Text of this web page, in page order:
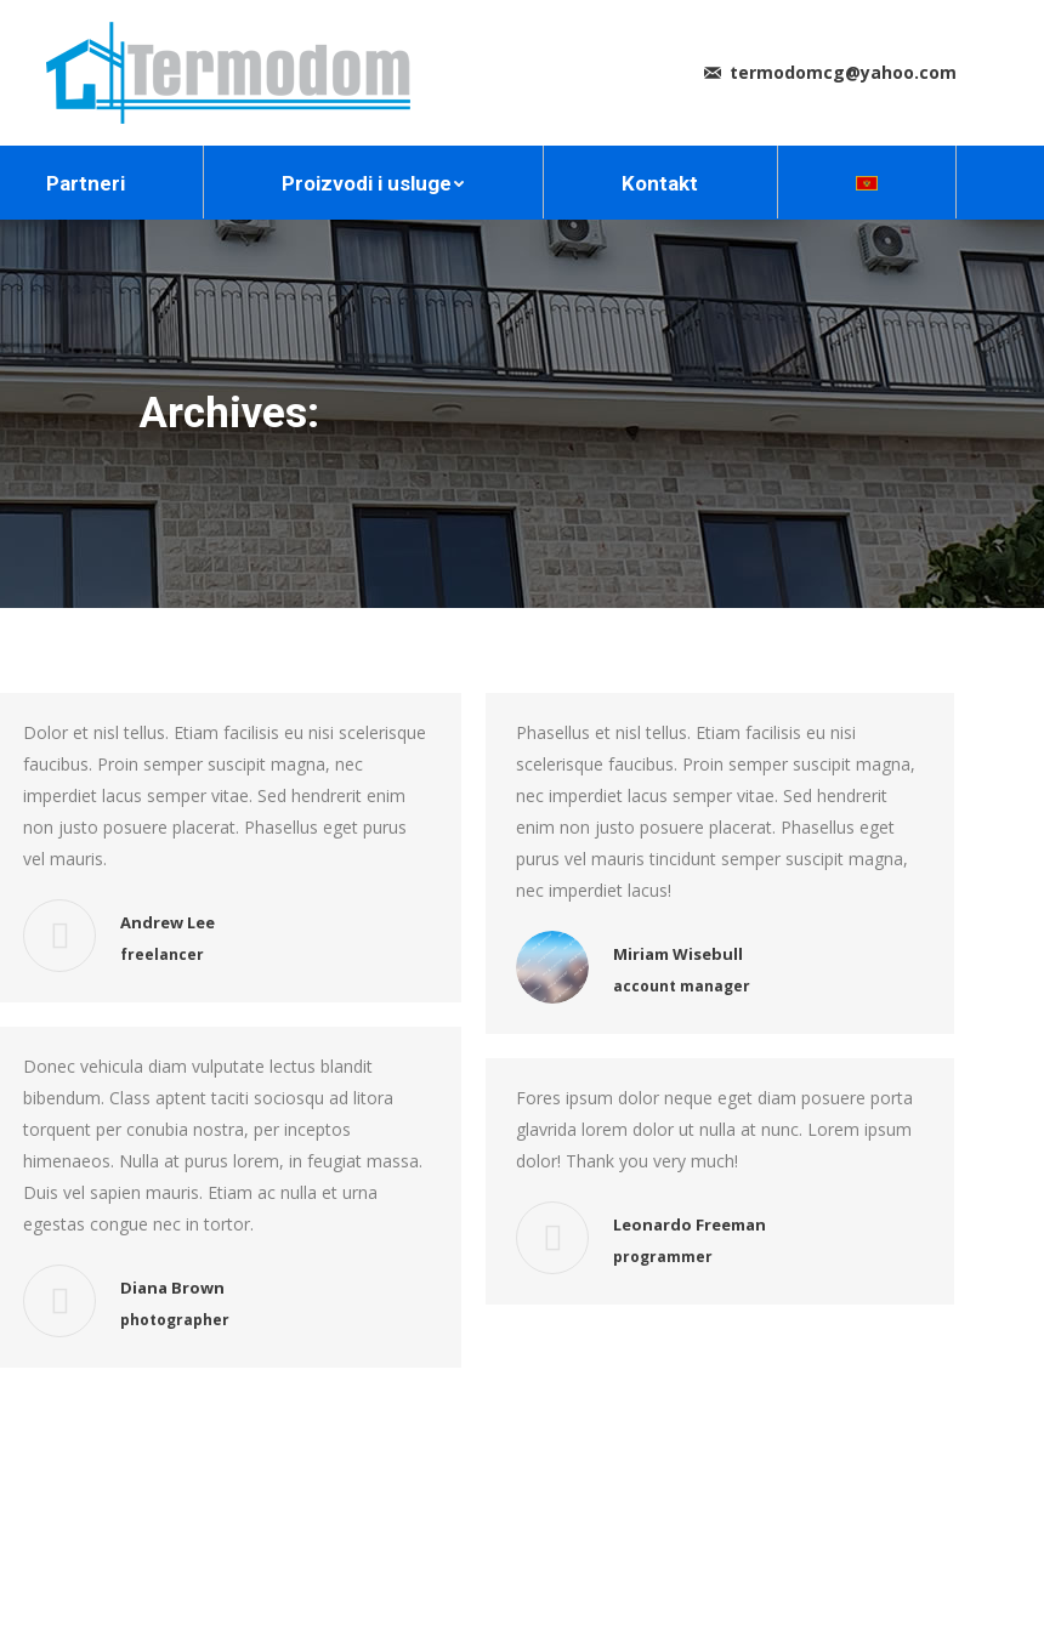
termodomcg@yahoo.com
Partneri Proizvodi i usluge Kontakt
Archives:
Dolor et nisl tellus. Etiam facilisis eu nisi scelerisque
faucibus. Proin semper suscipit magna, nec
imperdiet lacus semper vitae. Sed hendrerit enim
non justo posuere placerat. Phasellus eget purus
vel mauris.
Andrew Lee
freelancer
Phasellus et nisl tellus. Etiam facilisis eu nisi
scelerisque faucibus. Proin semper suscipit magna,
nec imperdiet lacus semper vitae. Sed hendrerit
enim non justo posuere placerat. Phasellus eget
purus vel mauris tincidunt semper suscipit magna,
nec imperdiet lacus!
Miriam Wisebull
account manager
Donec vehicula diam vulputate lectus blandit
bibendum. Class aptent taciti sociosqu ad litora
torquent per conubia nostra, per inceptos
himenaeos. Nulla at purus lorem, in feugiat massa.
Duis vel sapien mauris. Etiam ac nulla et urna
egestas congue nec in tortor.
Diana Brown
photographer
Fores ipsum dolor neque eget diam posuere porta
glavrida lorem dolor ut nulla at nunc. Lorem ipsum
dolor! Thank you very much!
Leonardo Freeman
programmer